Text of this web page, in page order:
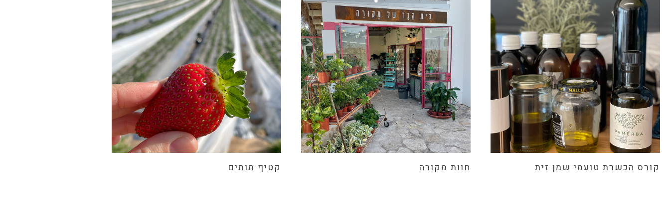
קורס הכשרת טועמי שמן זית חוות מקורה קטיף תותים